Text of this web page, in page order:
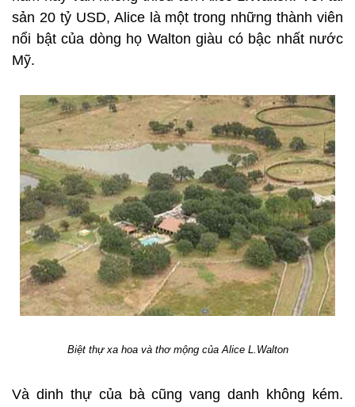
sản 20 tỷ USD, Alice là một trong những thành viên
nổi bật của dòng họ Walton giàu có bậc nhất nước
Mỹ.
Biệt thự xa hoa và thơ mộng của Alice L.Walton
Và dinh thự của bà cũng vang danh không kém.